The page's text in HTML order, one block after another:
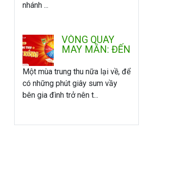
nhánh ...
VÒNG QUAY
MAY MẮN: ĐẾN
TRUNG THU -
QUAY LÀ
TRÚNG
Một mùa trung thu nữa lại về, để
có những phút giây sum vầy
bên gia đình trở nên t...